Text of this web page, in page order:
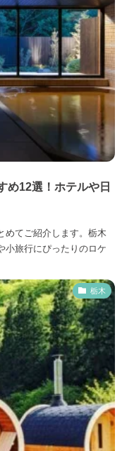
め12選！ホテルや日
めてご紹介します。栃木
小旅行にぴったりのロケ
栃木